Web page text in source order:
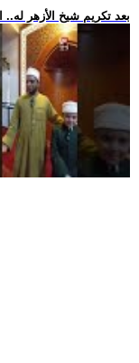
.. بعد تكريم شيخ الأزهر